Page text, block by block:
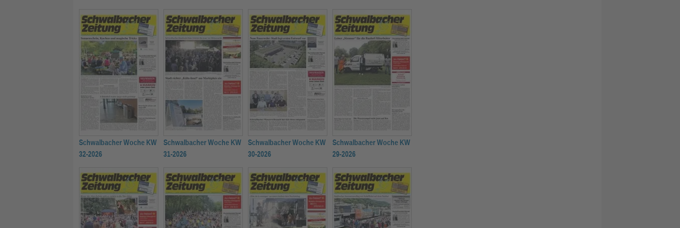
Schwalbacher Woche KW
32-2026
Schwalbacher Woche KW
31-2026
Schwalbacher Woche KW
30-2026
Schwalbacher Woche KW
29-2026